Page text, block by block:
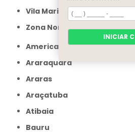
Vila Maria
Zona Norte
Americana
Araraquara
Araras
Araçatuba
Atibaia
Bauru
INICIAR